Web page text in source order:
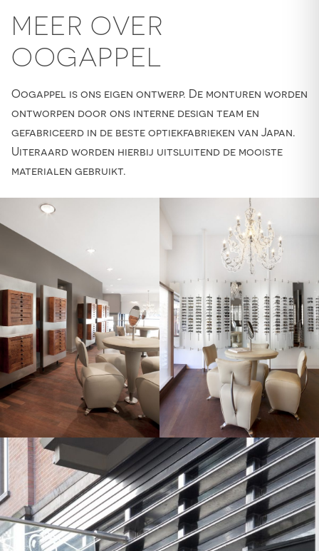
MEER OVER
OOGAPPEL
Oogappel is ons eigen ontwerp. De monturen worden
ontworpen door ons interne design team en
gefabriceerd in de beste optiekfabrieken van Japan.
Uiteraard worden hierbij uitsluitend de mooiste
materialen gebruikt.